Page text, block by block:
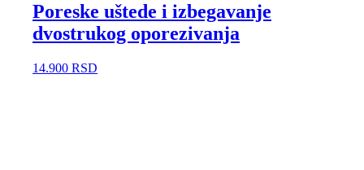
Poreske uštede i izbegavanje
dvostrukog oporezivanja
14.900 RSD